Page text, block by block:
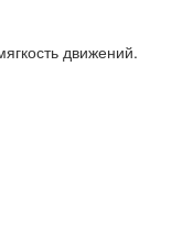
движений.